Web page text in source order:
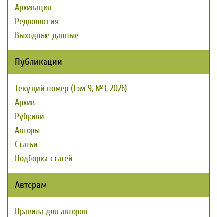
Архивация
Редколлегия
Выходные данные
Публикации
Текущий номер (Том 9, №3, 2026)
Архив
Рубрики
Авторы
Статьи
Подборка статей
Авторам
Правила для авторов